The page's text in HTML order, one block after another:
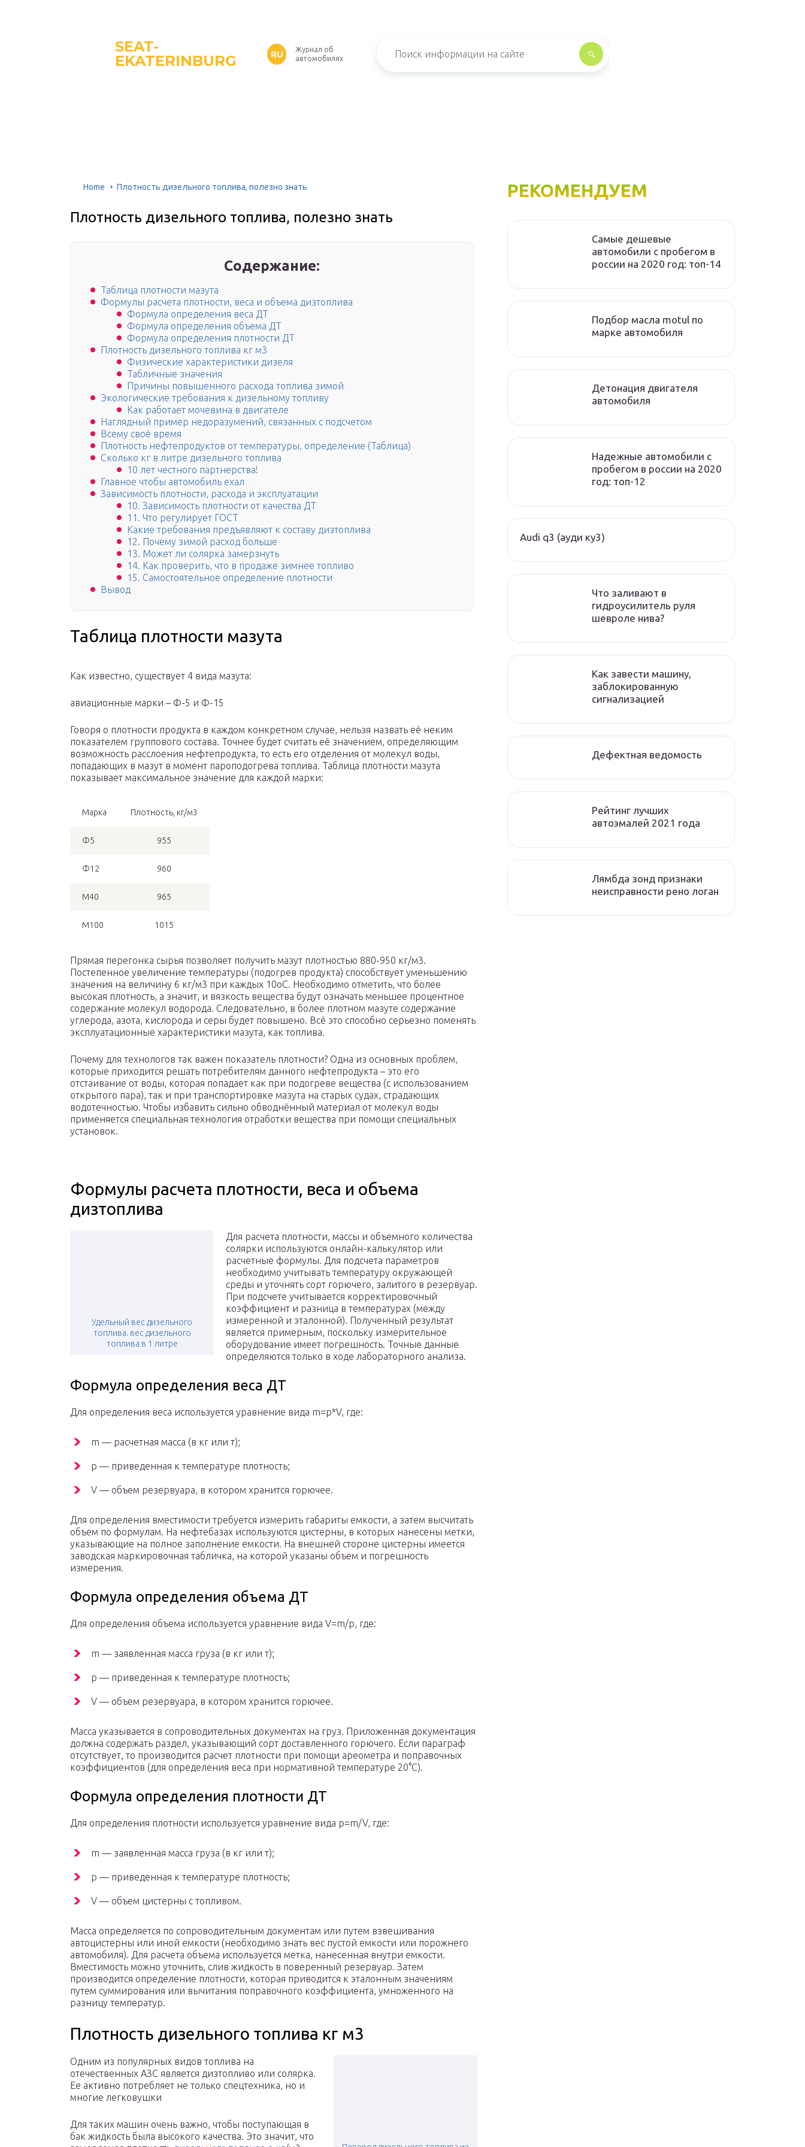
SEAT-
EKATERINBURG
RU
Журнал об
автомобилях
Home Плотность дизельного топлива, полезно знать
Плотность дизельного топлива, полезно знать
Содержание:
Таблица плотности мазута
Формулы расчета плотности, веса и объема дизтоплива
Формула определения веса ДТ
Формула определения объема ДТ
Формула определения плотности ДТ
Плотность дизельного топлива кг м3
Физические характеристики дизеля
Табличные значения
Причины повышенного расхода топлива зимой
Экологические требования к дизельному топливу
Как работает мочевина в двигателе
Наглядный пример недоразумений, связанных с подсчетом
Всему своё время
Плотность нефтепродуктов от температуры, определение (Таблица)
Сколько кг в литре дизельного топлива
10 лет честного партнерства!
Главное чтобы автомобиль ехал
Зависимость плотности, расхода и эксплуатации
10. Зависимость плотности от качества ДТ
11. Что регулирует ГОСТ
Какие требования предъявляют к составу дизтоплива
12. Почему зимой расход больше
13. Может ли солярка замерзнуть
14. Как проверить, что в продаже зимнее топливо
15. Самостоятельное определение плотности
Вывод
Таблица плотности мазута
Как известно, существует 4 вида мазута:
авиационные марки – Ф-5 и Ф-15
Говоря о плотности продукта в каждом конкретном случае, нельзя назвать её неким
показателем группового состава. Точнее будет считать её значением, определяющим
возможность расслоения нефтепродукта, то есть его отделения от молекул воды,
попадающих в мазут в момент пароподогрева топлива. Таблица плотности мазута
показывает максимальное значение для каждой марки:
Марка Плотность, кг/м3
Ф5 955
Ф12 960
М40 965
М100 1015
Прямая перегонка сырья позволяет получить мазут плотностью 880-950 кг/м3.
Постепенное увеличение температуры (подогрев продукта) способствует уменьшению
значения на величину 6 кг/м3 при каждых 10оС. Необходимо отметить, что более
высокая плотность, а значит, и вязкость вещества будут означать меньшее процентное
содержание молекул водорода. Следовательно, в более плотном мазуте содержание
углерода, азота, кислорода и серы будет повышено. Всё это способно серьезно поменять
эксплуатационные характеристики мазута, как топлива.
Почему для технологов так важен показатель плотности? Одна из основных проблем,
которые приходится решать потребителям данного нефтепродукта – это его
отстаивание от воды, которая попадает как при подогреве вещества (с использованием
открытого пара), так и при транспортировке мазута на старых судах, страдающих
водотечностью. Чтобы избавить сильно обводнённый материал от молекул воды
применяется специальная технология отработки вещества при помощи специальных
установок.
Формулы расчета плотности, веса и объема
дизтоплива
Удельный вес дизельного
топлива. вес дизельного
топлива в 1 литре
Для расчета плотности, массы и объемного количества
солярки используются онлайн-калькулятор или
расчетные формулы. Для подсчета параметров
необходимо учитывать температуру окружающей
среды и уточнять сорт горючего, залитого в резервуар.
При подсчете учитывается корректировочный
коэффициент и разница в температурах (между
измеренной и эталонной). Полученный результат
является примерным, поскольку измерительное
оборудование имеет погрешность. Точные данные
определяются только в ходе лабораторного анализа.
Формула определения веса ДТ
Для определения веса используется уравнение вида m=р*V, где:
m — расчетная масса (в кг или т);
р — приведенная к температуре плотность;
V — объем резервуара, в котором хранится горючее.
Для определения вместимости требуется измерить габариты емкости, а затем высчитать
объем по формулам. На нефтебазах используются цистерны, в которых нанесены метки,
указывающие на полное заполнение емкости. На внешней стороне цистерны имеется
заводская маркировочная табличка, на которой указаны объем и погрешность
измерения.
Формула определения объема ДТ
Для определения объема используется уравнение вида V=m/p, где:
m — заявленная масса груза (в кг или т);
р — приведенная к температуре плотность;
V — объем резервуара, в котором хранится горючее.
Масса указывается в сопроводительных документах на груз. Приложенная документация
должна содержать раздел, указывающий сорт доставленного горючего. Если параграф
отсутствует, то производится расчет плотности при помощи ареометра и поправочных
коэффициентов (для определения веса при нормативной температуре 20°С).
Формула определения плотности ДТ
Для определения плотности используется уравнение вида p=m/V, где:
m — заявленная масса груза (в кг или т);
р — приведенная к температуре плотность;
V — объем цистерны с топливом.
Масса определяется по сопроводительным документам или путем взвешивания
автоцистерны или иной емкости (необходимо знать вес пустой емкости или порожнего
автомобиля). Для расчета объема используется метка, нанесенная внутри емкости.
Вместимость можно уточнить, слив жидкость в поверенный резервуар. Затем
производится определение плотности, которая приводится к эталонным значениям
путем суммирования или вычитания поправочного коэффициента, умноженного на
разницу температур.
Плотность дизельного топлива кг м3
Одним из популярных видов топлива на
отечественных АЗС является дизтопливо или солярка.
Ее активно потребляет не только спецтехника, но и
многие легковушки
Для таких машин очень важно, чтобы поступающая в
бак жидкость была высокого качества. Это значит, что
РЕКОМЕНДУЕМ
Самые дешевые
автомобили с пробегом в
россии на 2020 год: топ-14
Подбор масла motul по
марке автомобиля
Детонация двигателя
автомобиля
Надежные автомобили с
пробегом в россии на 2020
год: топ-12
Audi q3 (ауди ку3)
Что заливают в
гидроусилитель руля
шевроле нива?
Как завести машину,
заблокированную
сигнализацией
Дефектная ведомость
Рейтинг лучших
автоэмалей 2021 года
Лямбда зонд признаки
неисправности рено логан